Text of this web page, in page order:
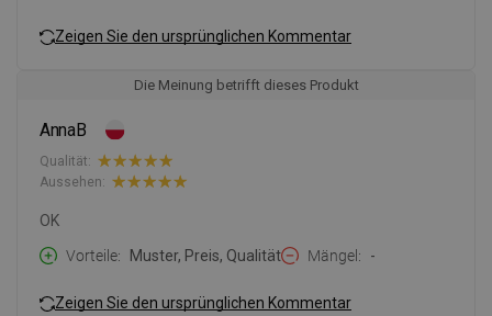
Zeigen Sie den ursprünglichen Kommentar
Die Meinung betrifft dieses Produkt
AnnaB
Qualität:
Aussehen:
OK
Vorteile
Muster, Preis, Qualität Mängel -
Zeigen Sie den ursprünglichen Kommentar